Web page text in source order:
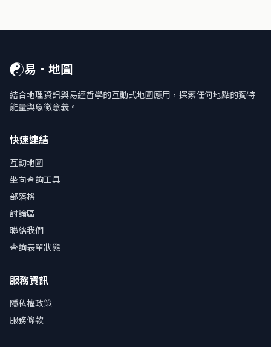
☯易．地圖
結合地理資訊與易經哲學的互動式地圖應用，探索任何地點的獨特
能量與象徵意義。
快速連結
互動地圖
坐向查詢工具
部落格
討論區
聯絡我們
查詢表單狀態
服務資訊
隱私權政策
服務條款